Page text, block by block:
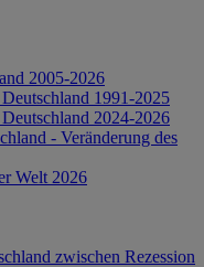
2005-2026
1991-2025
2024-2026
- Veränderung des
Welt 2026
zwischen Rezession